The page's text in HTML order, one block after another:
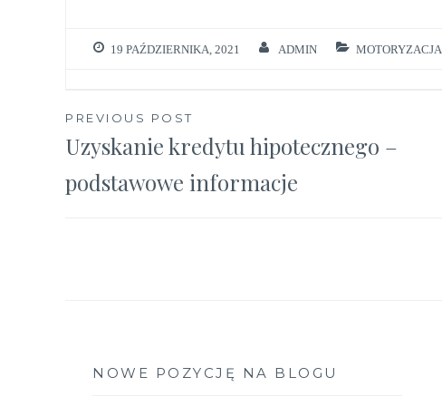
19 PAŹDZIERNIKA, 2021 ADMIN MOTORYZACJA
Nawigacja
wpisu
PREVIOUS POST
Uzyskanie kredytu hipotecznego –
podstawowe informacje
NOWE POZYCJĘ NA BLOGU